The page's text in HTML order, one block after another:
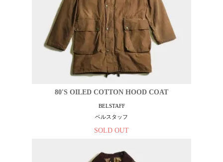
80'S OILED COTTON HOOD COAT
BELSTAFF
ベルスタッフ
SOLD OUT